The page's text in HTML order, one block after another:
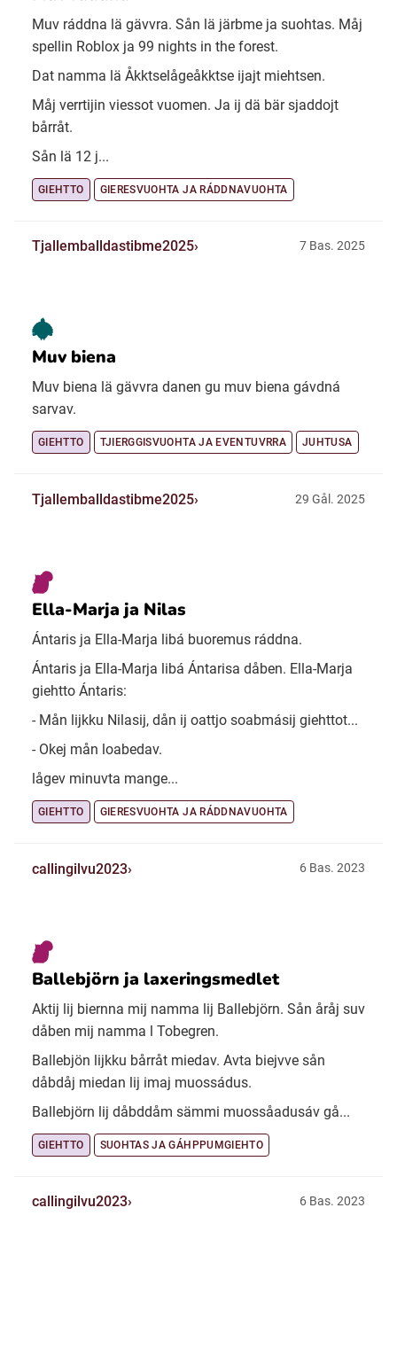
Muv ráddna lä gävvra. Sån lä järbme ja suohtas. Måj
spellin Roblox ja 99 nights in the forest.
Dat namma lä Åkktselågeåkktse ijajt miehtsen.
Måj verrtijin viessot vuomen. Ja ij dä bär sjaddojt
bårråt.
Sån lä 12 j...
GIEHTTO GIERESVUOHTA JA RÁDDNAVUOHTA
Tjallemballdastibme2025 7 Bas. 2025
Muv biena
Muv biena lä gävvra danen gu muv biena gávdná
sarvav.
GIEHTTO TJIERGGISVUOHTA JA EVENTUVRRA JUHTUSA
Tjallemballdastibme2025 29 Gål. 2025
Ella-Marja ja Nilas
Ántaris ja Ella-Marja libá buoremus ráddna.
Ántaris ja Ella-Marja libá Ántarisa dåben. Ella-Marja
giehtto Ántaris:
- Mån lijkku Nilasij, dån ij oattjo soabmásij giehttot...
- Okej mån loabedav.
lågev minuvta mange...
GIEHTTO GIERESVUOHTA JA RÁDDNAVUOHTA
callingilvu2023 6 Bas. 2023
Ballebjörn ja laxeringsmedlet
Aktij lij biernna mij namma lij Ballebjörn. Sån åråj suv
dåben mij namma l Tobegren.
Ballebjön lijkku bårråt miedav. Avta biejvve sån
dåbdåj miedan lij imaj muossádus.
Ballebjörn lij dåbddåm sämmi muossåadusáv gå...
GIEHTTO SUOHTAS JA GÁHPPUMGIEHTO
callingilvu2023 6 Bas. 2023